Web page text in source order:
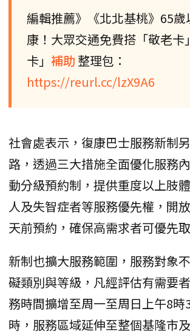
編輯推薦》《北北基桃》65歲
康！大眾交通免費搭「敬老卡
卡」 補助 整理包：
https://reurl.cc/lzX9A6
社會處表示，復康巴士服務新制
路，透過三大措施全面優化服務
動分級預約制，提供重度以上肢
人及失智症者等服務優先權，開
天前預約，確保高需求者可優先
新制也擴大服務範圍，服務對象
礙類別與等級，凡經評估有需要
務時間擴增至周一至周日上午8時
時，服務區域延伸至整個基隆市